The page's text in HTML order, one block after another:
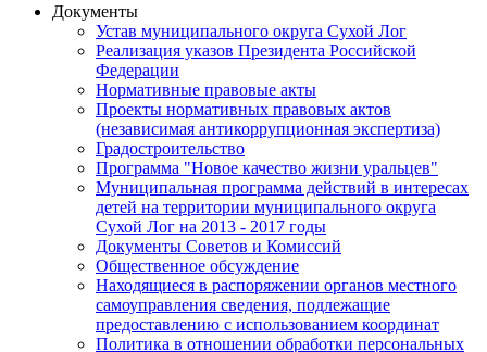
Документы
Устав муниципального округа Сухой Лог
Реализация указов Президента Российской
Федерации
Нормативные правовые акты
Проекты нормативных правовых актов
(независимая антикоррупционная экспертиза)
Градостроительство
Программа "Новое качество жизни уральцев"
Муниципальная программа действий в интересах
детей на территории муниципального округа
Сухой Лог на 2013 - 2017 годы
Документы Советов и Комиссий
Общественное обсуждение
Находящиеся в распоряжении органов местного
самоуправления сведения, подлежащие
предоставлению с использованием координат
Политика в отношении обработки персональных